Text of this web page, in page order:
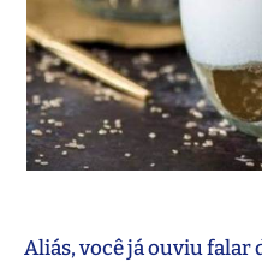
Aliás, você já ouviu falar